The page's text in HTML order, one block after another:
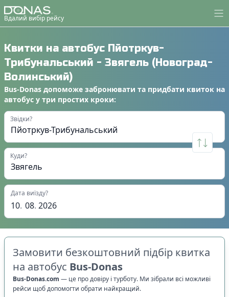
Вдалий вибір рейсу
Квитки на автобус Пйотркув-
Трибунальський - Звягель (Новоград-
Волинський)
Bus-Donas допоможе забронювати та придбати квиток на
автобус у три простих кроки:
Звідки?
Куди?
Дата виїзду?
10. 08. 2026
Замовити безкоштовний підбір квитка
на автобус Bus-Donas
Bus-Donas.com — це про довіру і турботу. Ми зібрали всі можливі
рейси щоб допомогти обрати найкращий.